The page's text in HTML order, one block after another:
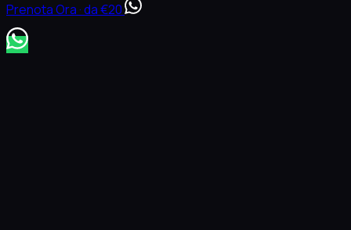
Prenota Ora · da €20